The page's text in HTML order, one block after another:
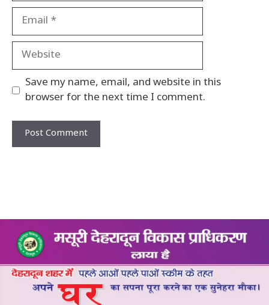
Email
Website
Save my name, email, and website in this
browser for the next time I comment.